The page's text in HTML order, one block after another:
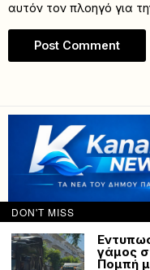
αυτόν τον πλοηγό για
DON'T MISS
γάμος
Πομπή